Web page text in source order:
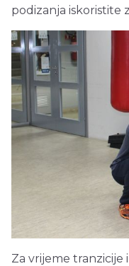
podizanja iskoristite
Za vrijeme tranzicije